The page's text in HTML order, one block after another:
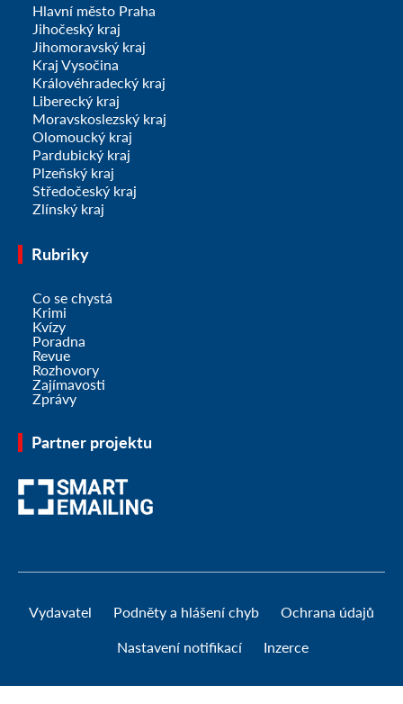
Hlavní město Praha
Jihočeský kraj
Jihomoravský kraj
Kraj Vysočina
Královéhradecký kraj
Liberecký kraj
Moravskoslezský kraj
Olomoucký kraj
Pardubický kraj
Plzeňský kraj
Středočeský kraj
Zlínský kraj
Rubriky
Co se chystá
Krimi
Kvízy
Poradna
Revue
Rozhovory
Zajímavosti
Zprávy
Partner projektu
Vydavatel Podněty a hlášení chyb Ochrana údajů
Nastavení notifikací Inzerce